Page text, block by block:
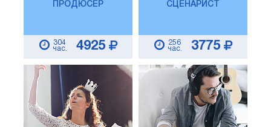
ПРОДЮСЕР
304
час.
4925
СЦЕНАРИСТ
256
час.
3775